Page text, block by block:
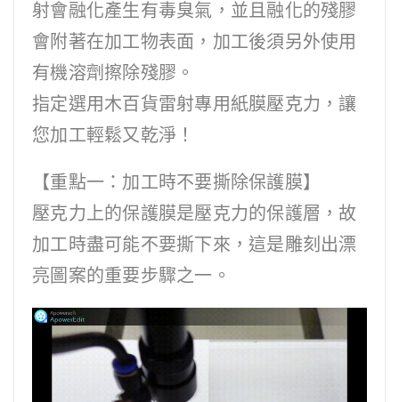
射會融化產生有毒臭氣，並且融化的殘膠
會附著在加工物表面，加工後須另外使用
有機溶劑擦除殘膠。
指定選用木百貨雷射專用紙膜壓克力，讓
您加工輕鬆又乾淨！
【重點一：加工時不要撕除保護膜】
壓克力上的保護膜是壓克力的保護層，故
加工時盡可能不要撕下來，這是雕刻出漂
亮圖案的重要步驟之一。